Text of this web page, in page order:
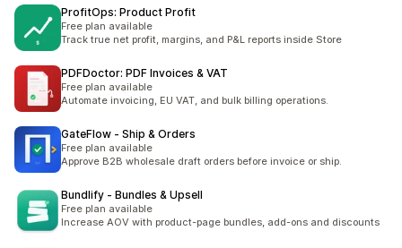
ProfitOps: Product Profit
Free plan available
Track true net profit, margins, and P&L reports inside Store
PDFDoctor: PDF Invoices & VAT
Free plan available
Automate invoicing, EU VAT, and bulk billing operations.
GateFlow ‑ Ship & Orders
Free plan available
Approve B2B wholesale draft orders before invoice or ship.
Bundlify ‑ Bundles & Upsell
Free plan available
Increase AOV with product-page bundles, add-ons and discounts